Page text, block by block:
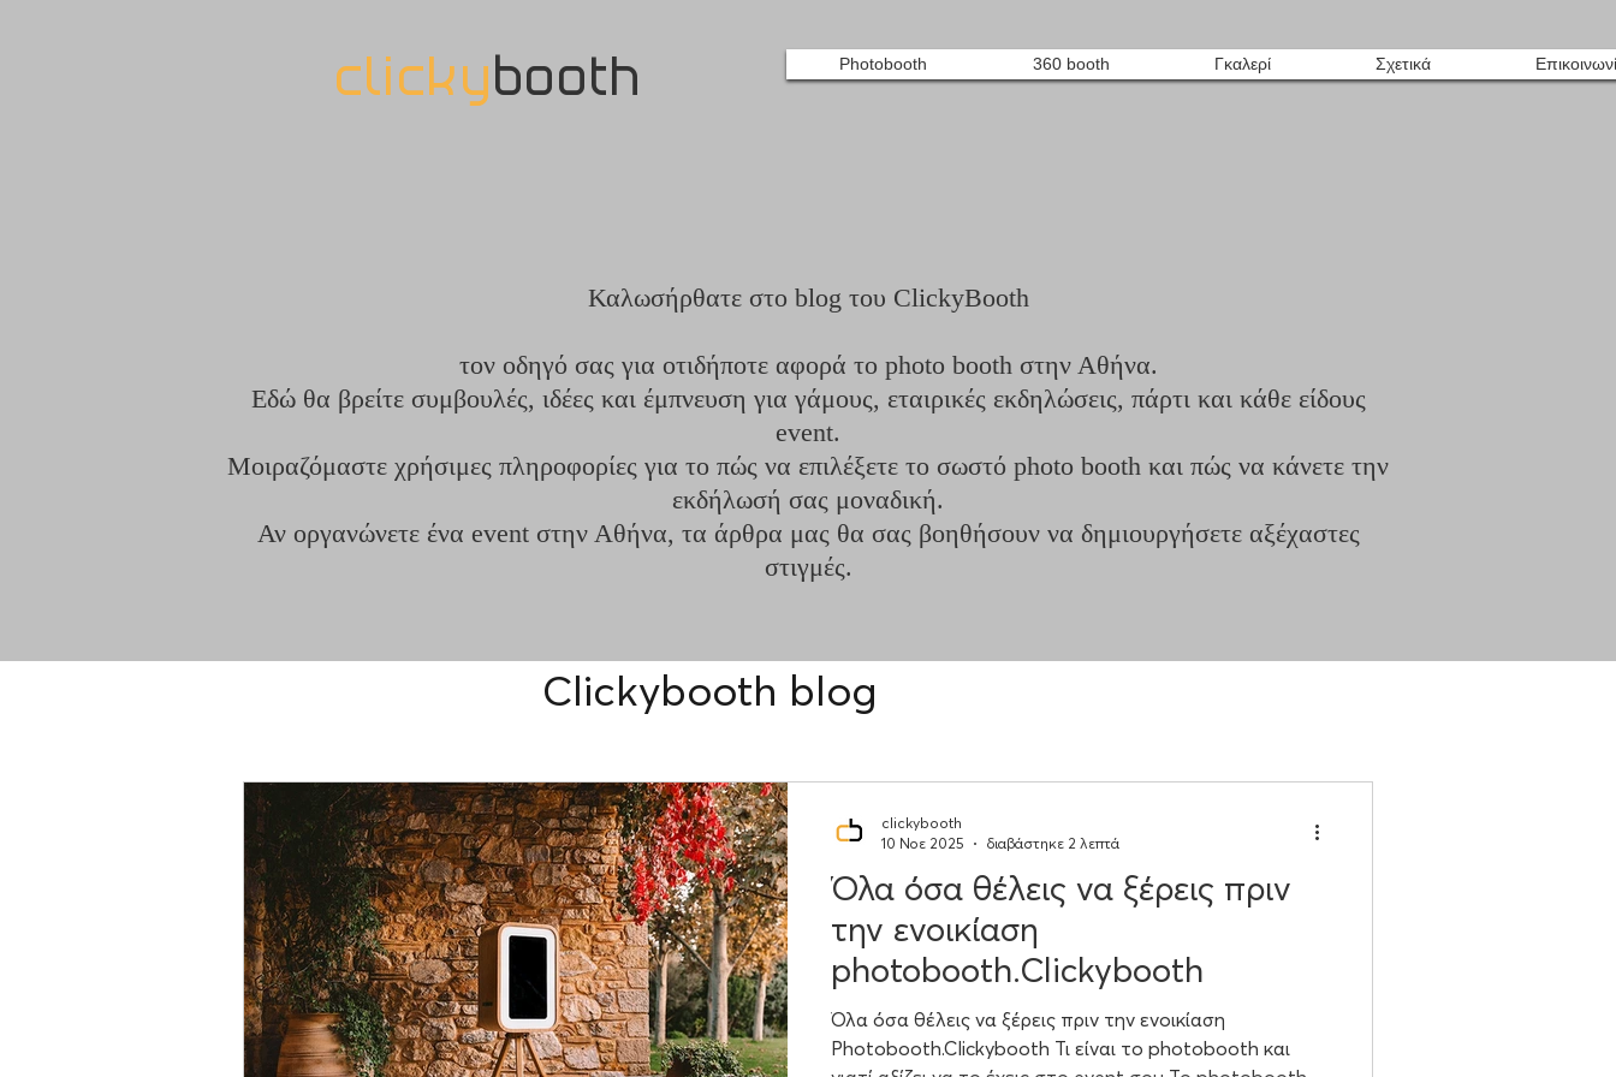
clickybooth Photobooth 360 booth Γκαλερί Σχετικά
Καλωσήρθατε στο blog του ClickyBooth
τον οδηγό σας για οτιδήποτε αφορά το photo booth στην Αθήνα.
Εδώ θα βρείτε συμβουλές, ιδέες και έμπνευση για γάμους, εταιρικές εκδηλώσεις, πάρτι και κάθε είδους
event.
Μοιραζόμαστε χρήσιμες πληροφορίες για το πώς να επιλέξετε το σωστό photo booth και πώς να κάνετε την
εκδήλωσή σας μοναδική.
Αν οργανώνετε ένα event στην Αθήνα, τα άρθρα μας θα σας βοηθήσουν να δημιουργήσετε αξέχαστες
στιγμές.
Όλα όσα θέλεις να ξέρεις πριν
την ενοικίαση
photobooth.Clickybooth
Όλα όσα θέλεις να ξέρεις πριν την ενοικίαση
Photobooth.Clickybooth Τι είναι το photobooth και
clickybooth
10 Νοε 2025
διαβάστηκε 2 λεπτά
Clickybooth blog